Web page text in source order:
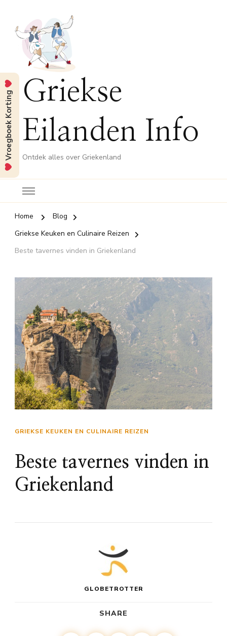
Griekse
Eilanden Info
Ontdek alles over Griekenland
Home
Blog
Griekse Keuken en Culinaire Reizen
Beste tavernes vinden in Griekenland
GRIEKSE KEUKEN EN CULINAIRE REIZEN
Beste tavernes vinden in
Griekenland
GLOBETROTTER
SHARE
Vroegboek Korting